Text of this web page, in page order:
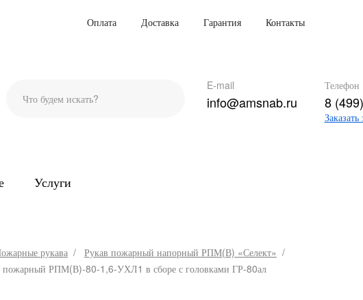
Оплата Доставка Гарантия Контакты
E-mail
info@amsnab.ru
Телефон
8
Услуги
рукава
Рукав пожарный напорный РПМ(В) «Селект»
пожарный РПМ(В)-80-1,6-УХЛ1 в сборе с головками ГР-80ал